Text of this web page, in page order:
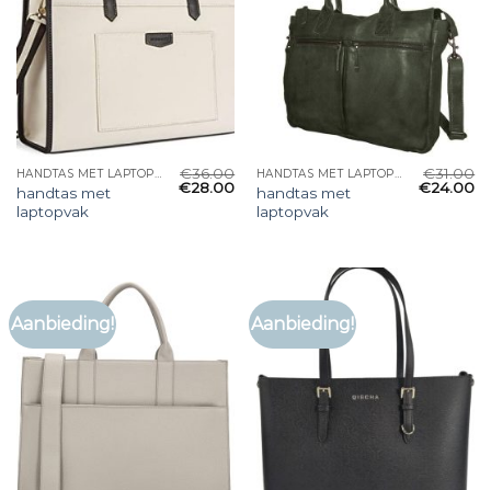
HANDTAS MET LAPTOPVAK
handtas met
laptopvak
€36.00
€28.00
HANDTAS MET LAPTOPVAK
handtas met
laptopvak
€31.00
€24.00
Aanbieding! Aanbieding!